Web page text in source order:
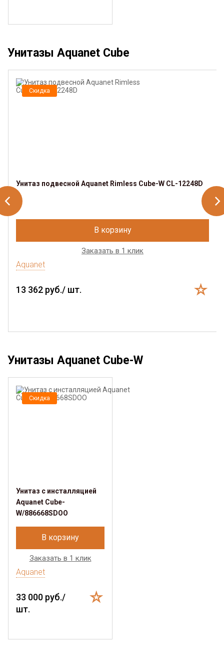
Унитазы Aquanet Cube
Скидка
Унитаз подвесной Aquanet Rimless Cube-W CL-12248D
В корзину
Заказать в 1 клик
Aquanet
13 362 руб./ шт.
Унитазы Aquanet Cube-W
Скидка
Унитаз с инсталляцией
Aquanet Cube-
W/886668SDOO
В корзину
Заказать в 1 клик
Aquanet
33 000 руб./
шт.